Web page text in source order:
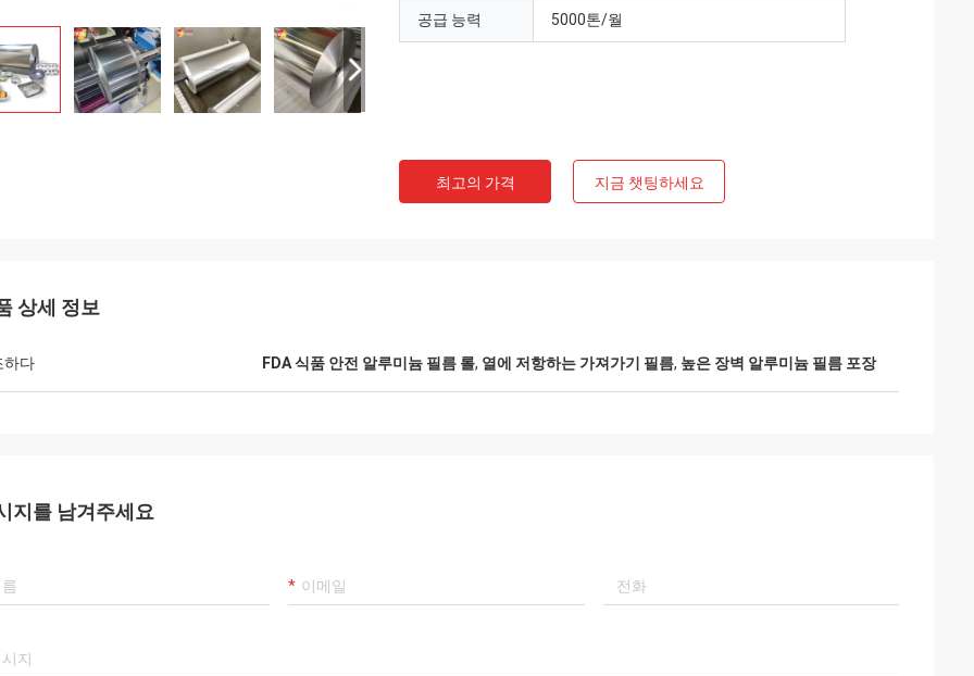
공급 능력 5000톤/월
최고의 가격 지금 챗팅하세요
상세 정보
하다 FDA 식품 안전 알루미늄 필름 롤, 열에 저항하는 가져가기 필름, 높은 장벽 알루미늄 필름 포장
지를 남겨주세요